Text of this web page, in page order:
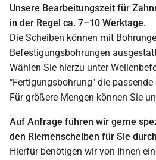
Unsere Bearbeitungszeit für
in der Regel ca. 7–10 Werktage.
Die Scheiben können mit
Befestigungsbohrungen
Wählen Sie hierzu unter
"Fertigungsbohrung" die passende
Für größere Mengen können Sie
Auf Anfrage führen wir gerne
den Riemenscheiben für Sie
Hierfür benötigen wir von Ihnen